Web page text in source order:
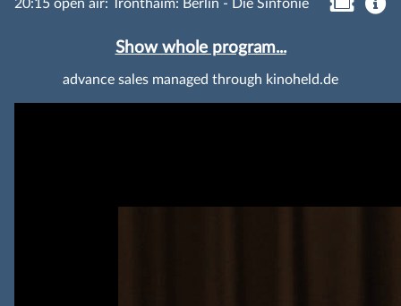
20:15 open air: Tronthaim: Berlin - Die Sinfonie
Show whole program...
advance sales managed through kinoheld.de